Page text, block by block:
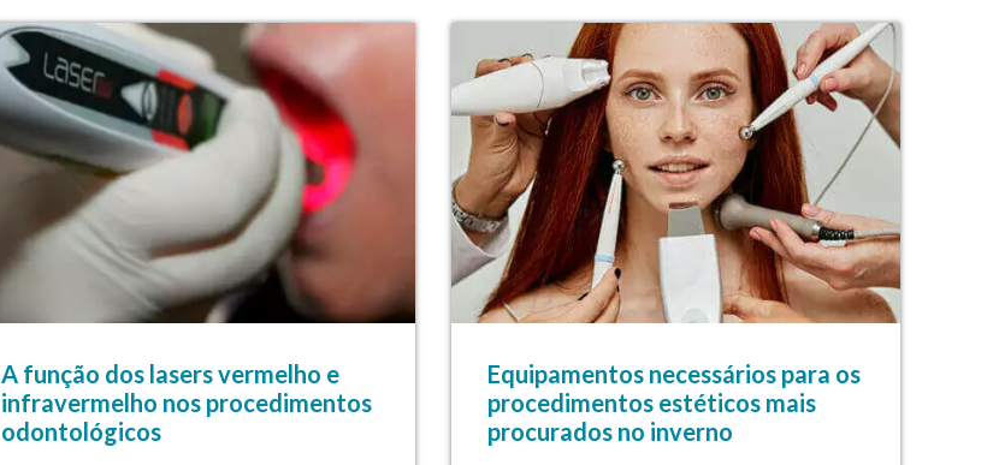
A função dos lasers vermelho e
infravermelho nos procedimentos
odontológicos
Equipamentos necessários para os
procedimentos estéticos mais
procurados no inverno